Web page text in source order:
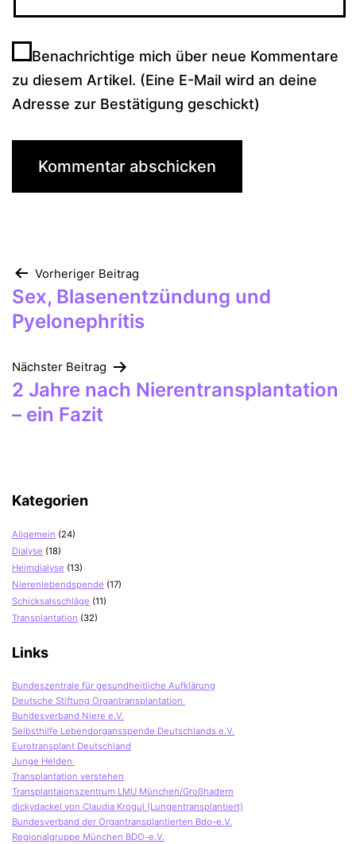
Benachrichtige mich über neue Kommentare
zu diesem Artikel. (Eine E-Mail wird an deine
Adresse zur Bestätigung geschickt)
Beitragsnavigation
Vorheriger Beitrag
Sex, Blasenentzündung und
Pyelonephritis
Nächster Beitrag
2 Jahre nach Nierentransplantation
– ein Fazit
Kategorien
Allgemein (24)
Dialyse (18)
Heimdialyse (13)
Nierenlebendspende (17)
Schicksalsschläge (11)
Transplantation (32)
Links
Bundeszentrale für gesundheitliche Aufklärung
Deutsche Stiftung Organtransplantation
Bundesverband Niere e.V.
Selbsthilfe Lebendorgansspende Deutschlands e.V.
Eurotransplant Deutschland
Junge Helden
Transplantation verstehen
Transplantaionszentrum LMU München/Großhadern
dickydackel von Claudia Krogul (Lungentransplantiert)
Bundesverband der Organtransplantierten Bdo-e.V.
Regionalgruppe München BDO-e.V.